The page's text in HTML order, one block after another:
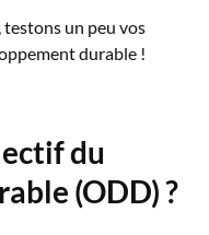
testons un peu vos
durable !
du
(ODD) ?